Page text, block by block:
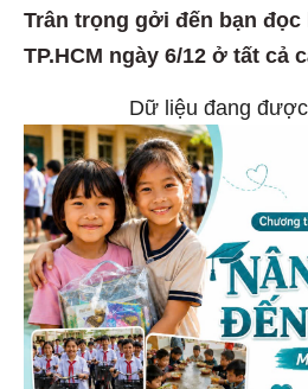
Trân trọng gởi đến bạn
TP.HCM ngày 6/12 ở tất cả
Dữ liệu đang